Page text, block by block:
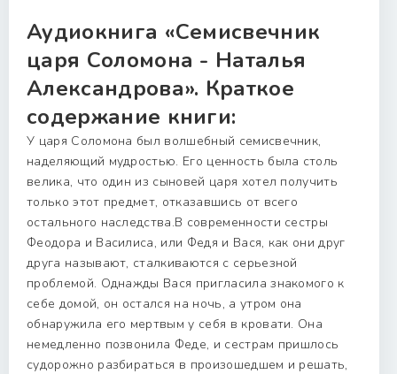
Аудиокнига «Семисвечник
царя Соломона - Наталья
Александрова». Краткое
содержание книги:
У царя Соломона был волшебный семисвечник,
наделяющий мудростью. Его ценность была столь
велика, что один из сыновей царя хотел получить
только этот предмет, отказавшись от всего
остального наследства.В современности сестры
Феодора и Василиса, или Федя и Вася, как они друг
друга называют, сталкиваются с серьезной
проблемой. Однажды Вася пригласила знакомого к
себе домой, он остался на ночь, а утром она
обнаружила его мертвым у себя в кровати. Она
немедленно позвонила Феде, и сестрам пришлось
судорожно разбираться в произошедшем и решать,